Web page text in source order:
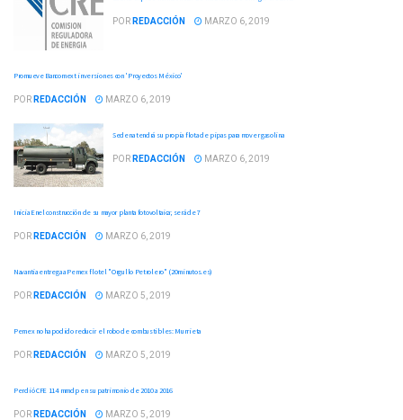
POR REDACCIÓN MARZO 6, 2019
Promueve Bancomext inversiones con 'Proyectos México'
POR REDACCIÓN MARZO 6, 2019
Sedena tendrá su propia flota de pipas para mover gasolina
POR REDACCIÓN MARZO 6, 2019
Inicia Enel construcción de su mayor planta fotovoltaica; será de 7
POR REDACCIÓN MARZO 6, 2019
Navantia entrega a Pemex flotel "Orgullo Petrolero" (20minutos.es)
POR REDACCIÓN MARZO 5, 2019
Pemex no ha podido reducir el robo de combustibles: Murrieta
POR REDACCIÓN MARZO 5, 2019
Perdió CFE 114 mmdp en su patrimonio de 2010 a 2016
POR REDACCIÓN MARZO 5, 2019